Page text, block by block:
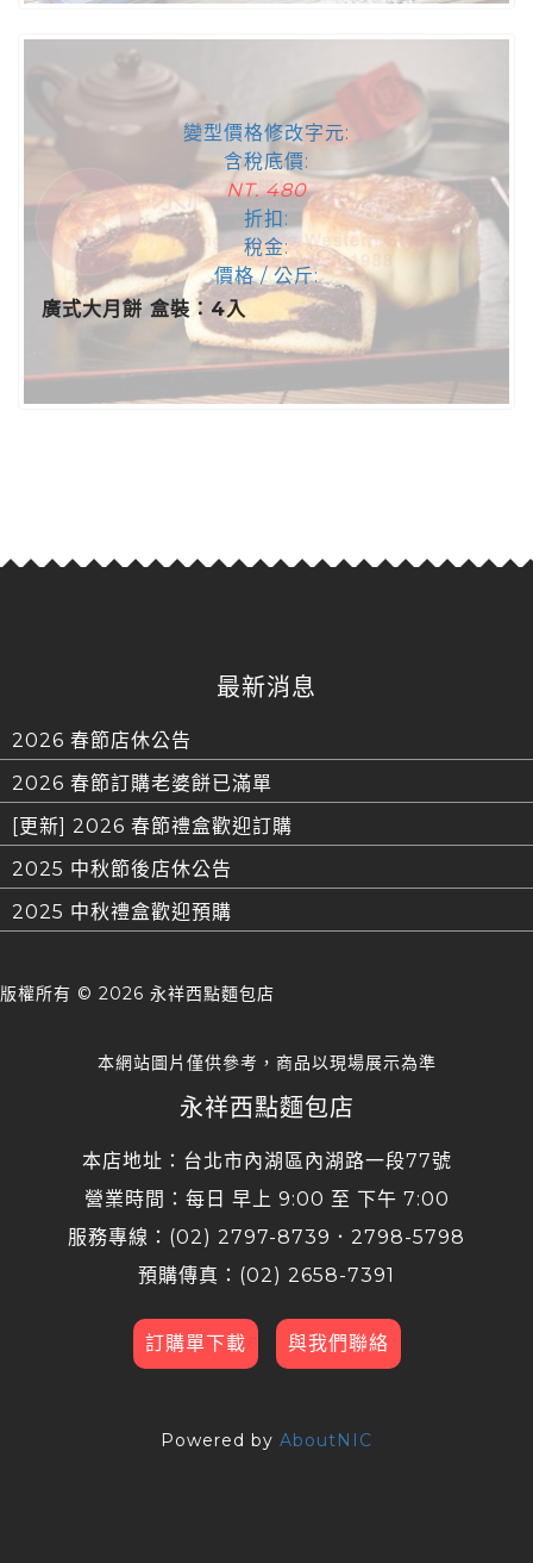
變型價格修改字元:
含稅底價:
NT. 480
折扣:
稅金:
價格 / 公斤:
廣式大月餅 盒裝：4入
最新消息
2026 春節店休公告
2026 春節訂購老婆餅已滿單
[更新] 2026 春節禮盒歡迎訂購
2025 中秋節後店休公告
2025 中秋禮盒歡迎預購
版權所有 © 2026 永祥西點麵包店
本網站圖片僅供參考，商品以現場展示為準
永祥西點麵包店
本店地址：台北市內湖區內湖路一段77號
營業時間：每日 早上 9:00 至 下午 7:00
服務專線：(02) 2797-8739．2798-5798
預購傳真：(02) 2658-7391
訂購單下載 與我們聯絡
Powered by AboutNIC